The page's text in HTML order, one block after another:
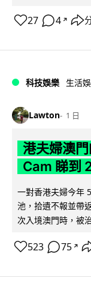
27 4 ↗
科技娛樂 生活
Lawton 1 日
港夫婦澳
Cam 睇到
一對香港夫婦今年
池，拾遺不報並帶
次入境澳門時，被
523 75 ↗